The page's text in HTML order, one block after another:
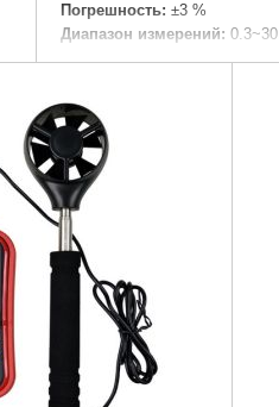
Погрешность: ±3 %
Диапазон измерений:
Дополнительные
Вес брутто: